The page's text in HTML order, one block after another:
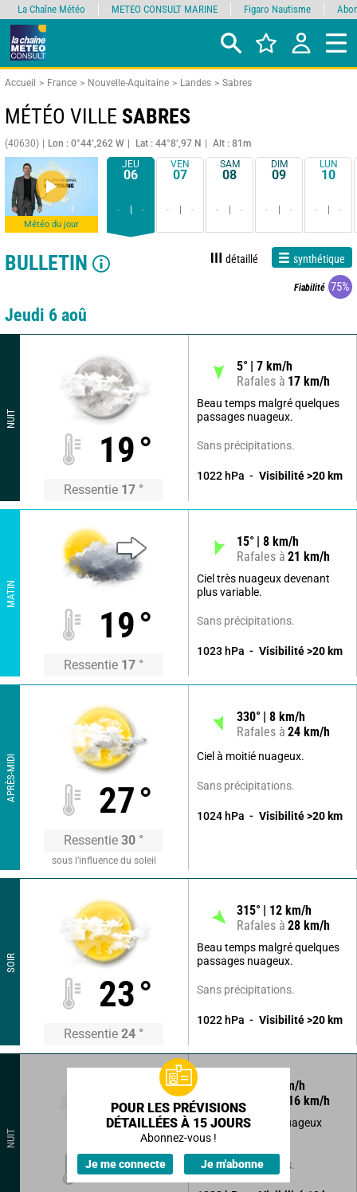
Accueil France Nouvelle-Aquitaine Landes Sabres
MÉTÉO VILLE SABRES
(40630) Lon : 0°44’,262 W Lat : 44°8’,97 N Alt : 81m
Météo du jour
JEU
06
- -
VEN
07
- -
SAM
08
- -
DIM
09
- -
LUN
10
- -
BULLETIN détaillé synthétique
Fiabilité 75%
Jeudi 6 aoû
NUIT
19°
Ressentie 17 °
5° 7 km/h
Rafales à 17 km/h
Beau temps malgré quelques
passages nuageux.
Sans précipitations.
1022 hPa Visibilité >20 km
MATIN
19°
Ressentie 17 °
15° 8 km/h
Rafales à 21 km/h
Ciel très nuageux devenant
plus variable.
Sans précipitations.
1023 hPa Visibilité >20 km
APRÈS-MIDI 27°
Ressentie 30 °
sous l’influence du soleil
330° 8 km/h
Rafales à 24 km/h
Ciel à moitié nuageux.
Sans précipitations.
1024 hPa Visibilité >20 km
SOIR
23°
Ressentie 24 °
315° 12 km/h
Rafales à 28 km/h
Beau temps malgré quelques
passages nuageux.
Sans précipitations.
1022 hPa Visibilité >20 km
NUIT
17°
km/h
Rafales à
16 km/h
Beau temps peu nuageux
devenant variable.
Sans précipitations.
POUR LES PRÉVISIONS
DÉTAILLÉES À 15 JOURS
Abonnez-vous !
Je me connecte Je m'abonne
La Chaîne Météo METEO CONSULT MARINE Figaro Nautisme